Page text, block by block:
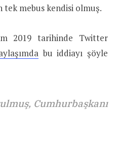
tek mebus kendisi olmuş.
2019 tarihinde Twitter
bu iddiayı şöyle
Cumhurbaşkanı